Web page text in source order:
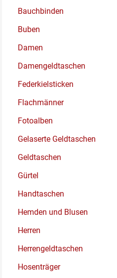
Bauchbinden
Buben
Damen
Damengeldtaschen
Federkielsticken
Flachmänner
Fotoalben
Gelaserte Geldtaschen
Geldtaschen
Gürtel
Handtaschen
Hemden und Blusen
Herren
Herrengeldtaschen
Hosenträger